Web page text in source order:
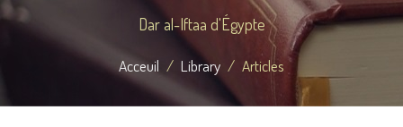
Dar al-Iftaa d'Égypte
Acceuil Library Articles